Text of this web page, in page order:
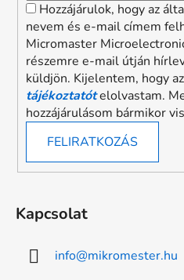
Hozzájárulok, hogy az
nevem és e-mail címem
Micromaster
részemre e-mail útján
küldjön. Kijelentem, hogy az
tájékoztatótelolvastam.
hozzájárulásom bármikor
FELIRATKOZÁS
Kapcsolat
info@mikromester.hu